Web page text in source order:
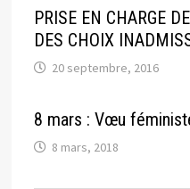
PRISE EN CHARGE
DES CHOIX
20 septembre, 2016
8 mars : Vœu
8 mars, 2018